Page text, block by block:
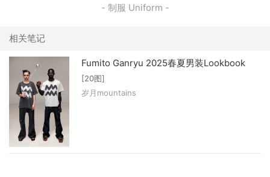
- 制服 Uniform -
相关笔记
Fumito Ganryu 2025春夏男装Lookbook
[20图]
岁月mountains